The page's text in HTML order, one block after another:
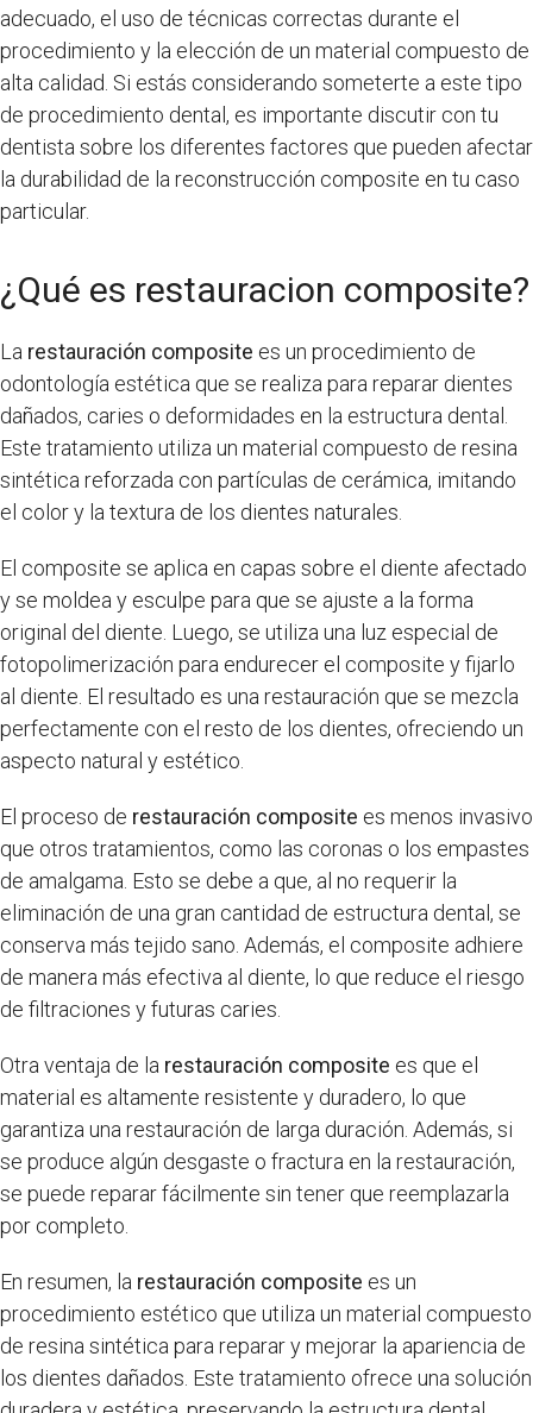
adecuado, el uso de técnicas correctas durante el
procedimiento y la elección de un material compuesto de
alta calidad. Si estás considerando someterte a este tipo
de procedimiento dental, es importante discutir con tu
dentista sobre los diferentes factores que pueden afectar
la durabilidad de la reconstrucción composite en tu caso
particular.
¿Qué es restauracion composite?
La restauración composite es un procedimiento de
odontología estética que se realiza para reparar dientes
dañados, caries o deformidades en la estructura dental.
Este tratamiento utiliza un material compuesto de resina
sintética reforzada con partículas de cerámica, imitando
el color y la textura de los dientes naturales.
El composite se aplica en capas sobre el diente afectado
y se moldea y esculpe para que se ajuste a la forma
original del diente. Luego, se utiliza una luz especial de
fotopolimerización para endurecer el composite y fijarlo
al diente. El resultado es una restauración que se mezcla
perfectamente con el resto de los dientes, ofreciendo un
aspecto natural y estético.
El proceso de restauración composite es menos invasivo
que otros tratamientos, como las coronas o los empastes
de amalgama. Esto se debe a que, al no requerir la
eliminación de una gran cantidad de estructura dental, se
conserva más tejido sano. Además, el composite adhiere
de manera más efectiva al diente, lo que reduce el riesgo
de filtraciones y futuras caries.
Otra ventaja de la restauración composite es que el
material es altamente resistente y duradero, lo que
garantiza una restauración de larga duración. Además, si
se produce algún desgaste o fractura en la restauración,
se puede reparar fácilmente sin tener que reemplazarla
por completo.
En resumen, la restauración composite es un
procedimiento estético que utiliza un material compuesto
de resina sintética para reparar y mejorar la apariencia de
los dientes dañados. Este tratamiento ofrece una solución